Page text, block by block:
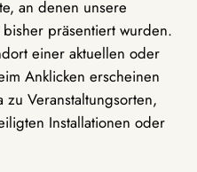
an denen unsere
präsentiert wurden.
einer aktuellen oder
Anklicken erscheinen
Veranstaltungsorten,
Installationen oder